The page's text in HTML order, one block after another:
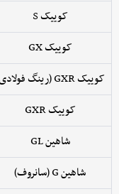
کوییک S
کوییک GX
کوییک GXR (رینگ فولادی)
کوییک GXR
شاهین GL
شاهین G (سانروف)